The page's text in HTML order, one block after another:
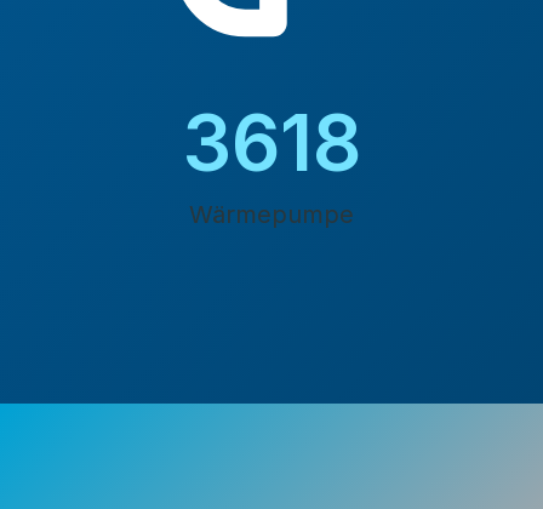
4200
Wärmepumpe